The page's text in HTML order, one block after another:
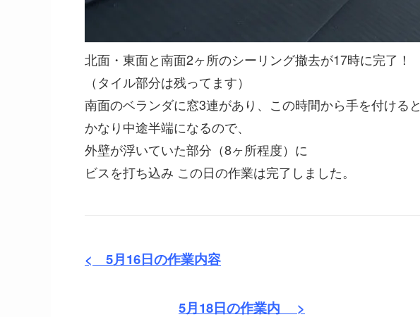
北面・東面と南面2ヶ所のシーリング撤去が17時に完了！
（タイル部分は残ってます）
南面のベランダに窓3連があり、この時間から手を付けると
かなり中途半端になるので、
外壁が浮いていた部分（8ヶ所程度）に
ビスを打ち込み この日の作業は完了しました。
< 5月16日の作業内容
5月18日の作業内 >